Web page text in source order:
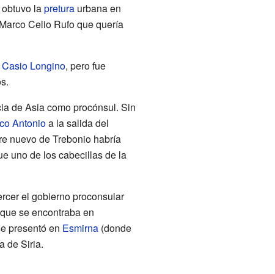
lapreturaurbana en
Celio Rufo que quería
Longino, pero fue
de Asia como procónsul. Sin
Antonioa la salida del
nuevo de Trebonio habría
uno de los cabecillas de la
el gobierno proconsular
se encontraba en
presentó en Esmirna(donde
de Siria.